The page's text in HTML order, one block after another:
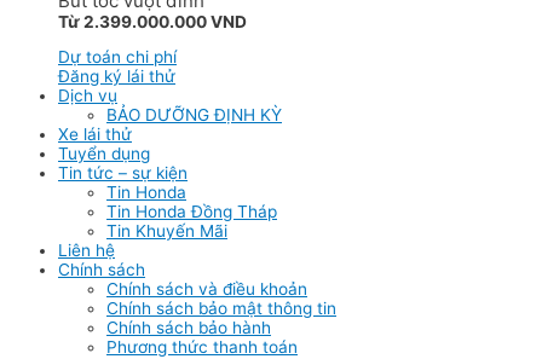
Từ 2.399.000.000 VND
Dự toán chi phí
Đăng ký lái thử
Dịch vụ
BẢO DƯỠNG ĐỊNH KỲ
Xe lái thử
Tuyển dụng
Tin tức – sự kiện
Tin Honda
Tin Honda Đồng Tháp
Tin Khuyến Mãi
Liên hệ
Chính sách
Chính sách và điều khoản
Chính sách bảo mật thông tin
Chính sách bảo hành
Phương thức thanh toán